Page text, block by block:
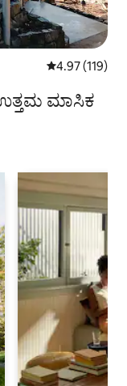
5 ರಲ್ಲಿ 4.97
4.97 (119)
ಮಾಸಿಕ